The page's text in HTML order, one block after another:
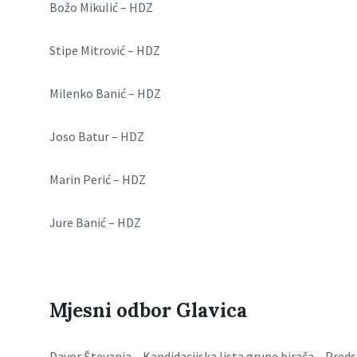
Božo Mikulić – HDZ
Stipe Mitrović – HDZ
Milenko Banić – HDZ
Joso Batur – HDZ
Marin Perić – HDZ
Jure Banić – HDZ
Mjesni odbor Glavica